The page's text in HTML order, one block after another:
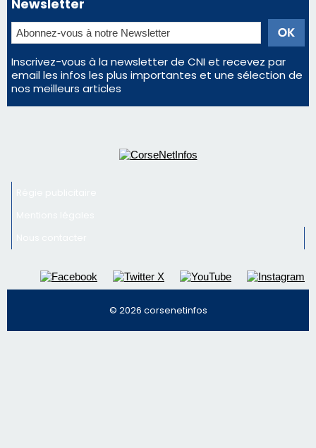
Régie publicitaire
Nous contacter
© 2026 corsenetinfos